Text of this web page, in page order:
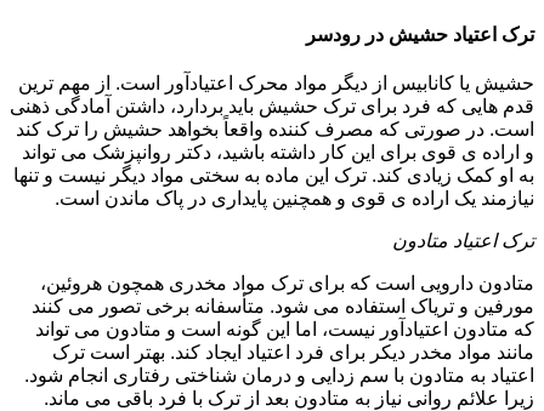
ترک اعتیاد حشیش در رودسر
حشیش یا کانابیس از دیگر مواد محرک اعتیادآور است. از مهم ترین
قدم هایی که فرد برای ترک حشیش باید بردارد، داشتن آمادگی ذهنی
است. در صورتی که مصرف کننده واقعاً بخواهد حشیش را ترک کند
و اراده ی قوی برای این کار داشته باشید، دکتر روانپزشک می تواند
به او کمک زیادی کند. ترک این ماده به سختی مواد دیگر نیست و تنها
نیازمند یک اراده ی قوی و همچنین پایداری در پاک ماندن است.
ترک اعتیاد متادون
متادون دارویی است که برای ترک مواد مخدری همچون هروئین،
مورفین و تریاک استفاده می شود. متأسفانه برخی تصور می کنند
که متادون اعتیادآور نیست، اما این گونه است و متادون می تواند
مانند مواد مخدر دیکر برای فرد اعتیاد ایجاد کند. بهتر است ترک
اعتیاد به متادون با سم زدایی و درمان شناختی رفتاری انجام شود.
زیرا علائم روانی نیاز به متادون بعد از ترک با فرد باقی می ماند.